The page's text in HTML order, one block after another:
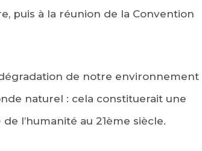
puis à la réunion de la Convention
de notre environnement
naturel : cela constituerait une
de l’humanité au 21ème siècle.